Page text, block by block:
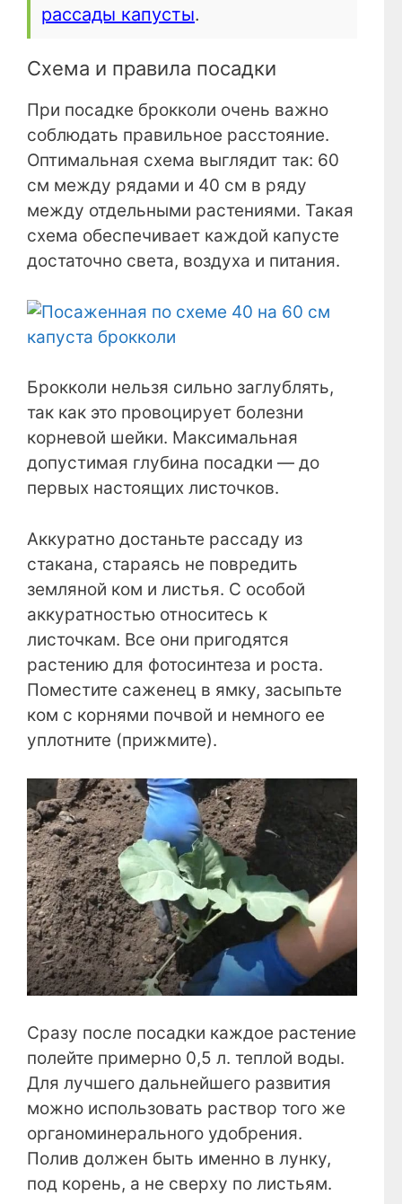
рассады капусты.
Схема и правила посадки
При посадке брокколи очень важно
соблюдать правильное расстояние.
Оптимальная схема выглядит так: 60
см между рядами и 40 см в ряду
между отдельными растениями. Такая
схема обеспечивает каждой капусте
достаточно света, воздуха и питания.
Брокколи нельзя сильно заглублять,
так как это провоцирует болезни
корневой шейки. Максимальная
допустимая глубина посадки — до
первых настоящих листочков.
Аккуратно достаньте рассаду из
стакана, стараясь не повредить
земляной ком и листья. С особой
аккуратностью относитесь к
листочкам. Все они пригодятся
растению для фотосинтеза и роста.
Поместите саженец в ямку, засыпьте
ком с корнями почвой и немного ее
уплотните (прижмите).
Сразу после посадки каждое растение
полейте примерно 0,5 л. теплой воды.
Для лучшего дальнейшего развития
можно использовать раствор того же
органоминерального удобрения.
Полив должен быть именно в лунку,
под корень, а не сверху по листьям.